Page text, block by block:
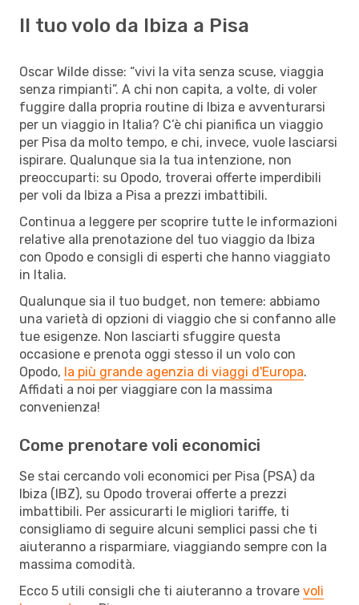
Il tuo volo da Ibiza a Pisa
Oscar Wilde disse: “vivi la vita senza scuse, viaggia
senza rimpianti”. A chi non capita, a volte, di voler
fuggire dalla propria routine di Ibiza e avventurarsi
per un viaggio in Italia? C’è chi pianifica un viaggio
per Pisa da molto tempo, e chi, invece, vuole lasciarsi
ispirare. Qualunque sia la tua intenzione, non
preoccuparti: su Opodo, troverai offerte imperdibili
per voli da Ibiza a Pisa a prezzi imbattibili.
Continua a leggere per scoprire tutte le informazioni
relative alla prenotazione del tuo viaggio da Ibiza
con Opodo e consigli di esperti che hanno viaggiato
in Italia.
Qualunque sia il tuo budget, non temere: abbiamo
una varietà di opzioni di viaggio che si confanno alle
tue esigenze. Non lasciarti sfuggire questa
occasione e prenota oggi stesso il un volo con
Opodo, la più grande agenzia di viaggi d'Europa.
Affidati a noi per viaggiare con la massima
convenienza!
Come prenotare voli economici
Se stai cercando voli economici per Pisa (PSA) da
Ibiza (IBZ), su Opodo troverai offerte a prezzi
imbattibili. Per assicurarti le migliori tariffe, ti
consigliamo di seguire alcuni semplici passi che ti
aiuteranno a risparmiare, viaggiando sempre con la
massima comodità.
Ecco 5 utili consigli che ti aiuteranno a trovare voli